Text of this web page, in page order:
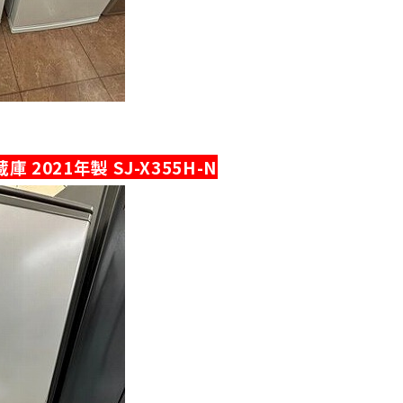
庫 2021年製 SJ-X355H-N